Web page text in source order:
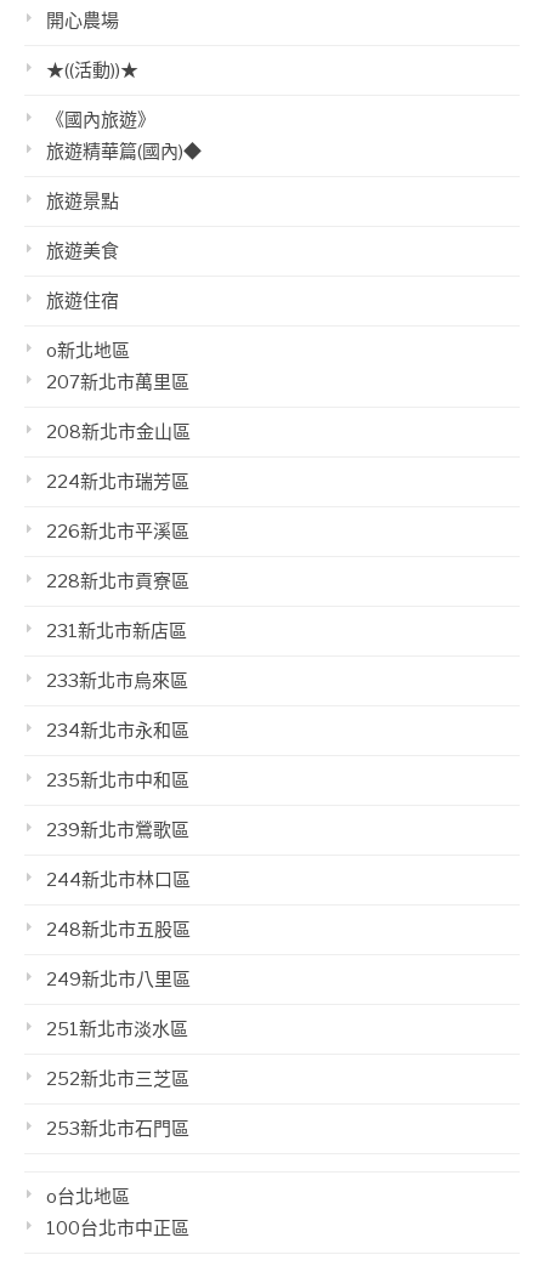
開心農場
★((活動))★
《國內旅遊》
旅遊精華篇(國內)◆
旅遊景點
旅遊美食
旅遊住宿
o新北地區
207新北市萬里區
208新北市金山區
224新北市瑞芳區
226新北市平溪區
228新北市貢寮區
231新北市新店區
233新北市烏來區
234新北市永和區
235新北市中和區
239新北市鶯歌區
244新北市林口區
248新北市五股區
249新北市八里區
251新北市淡水區
252新北市三芝區
253新北市石門區
o台北地區
100台北市中正區